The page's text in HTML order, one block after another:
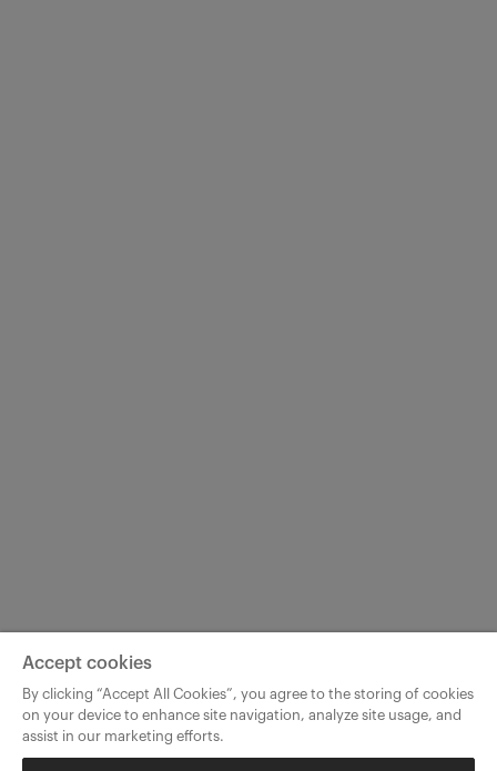
Accept cookies
By clicking “Accept All Cookies”, you agree to the storing of cookies
on your device to enhance site navigation, analyze site usage, and
assist in our marketing efforts.